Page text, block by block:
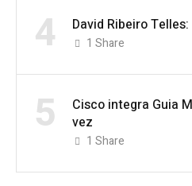
4 David Ribeiro
1 Share
5
Cisco integra Guia
vez
1 Share